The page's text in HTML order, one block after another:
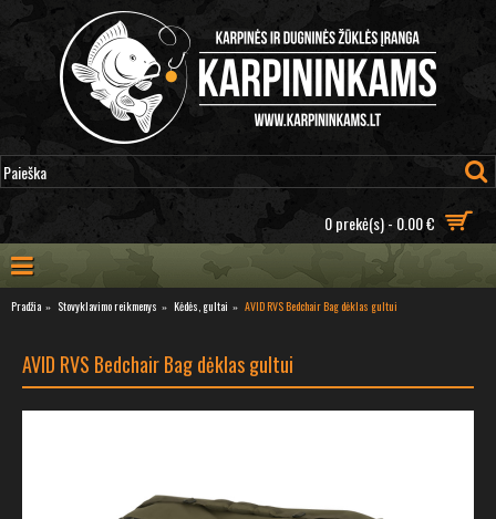
0 prekė(s) - 0.00 €
Pradžia Stovyklavimo reikmenys Kėdės, gultai AVID RVS Bedchair Bag dėklas gultui
AVID RVS Bedchair Bag dėklas gultui